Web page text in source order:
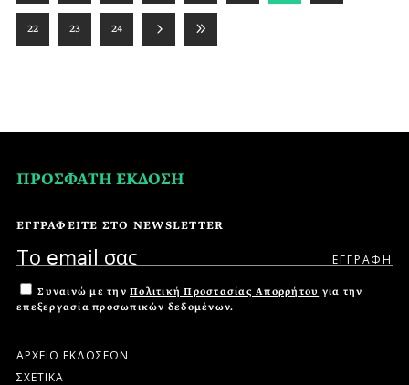
22 23 24
ΠΡΟΣΦΑΤΗ ΕΚΔΟΣΗ
ΕΓΓΡΑΦΕΙΤΕ ΣΤΟ NEWSLETTER
Συναινώ με την Πολιτική Προστασίας Απορρήτου για την
επεξεργασία προσωπικών δεδομένων.
ΑΡΧΕΙΟ ΕΚΔΟΣΕΩΝ
ΣΧΕΤΙΚΑ